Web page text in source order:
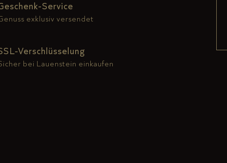
Service
exklusiv versendet
Verschlüsselung
bei Lauenstein einkaufen